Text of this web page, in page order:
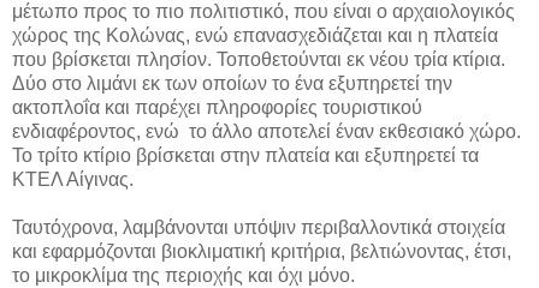
μέτωπο προς το πιο πολιτιστικό, που είναι ο αρχαιολογικός
χώρος της Κολώνας, ενώ επανασχεδιάζεται και η πλατεία
που βρίσκεται πλησίον. Τοποθετούνται εκ νέου τρία κτίρια.
Δύο στο λιμάνι εκ των οποίων το ένα εξυπηρετεί την
ακτοπλοΐα και παρέχει πληροφορίες τουριστικού
ενδιαφέροντος, ενώ το άλλο αποτελεί έναν εκθεσιακό χώρο.
Το τρίτο κτίριο βρίσκεται στην πλατεία και εξυπηρετεί τα
ΚΤΕΛ Αίγινας.
Ταυτόχρονα, λαμβάνονται υπόψιν περιβαλλοντικά στοιχεία
και εφαρμόζονται βιοκλιματική κριτήρια, βελτιώνοντας, έτσι,
το μικροκλίμα της περιοχής και όχι μόνο.